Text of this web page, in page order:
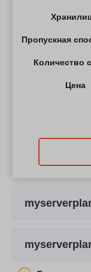
Пропускная
Количество
Цена